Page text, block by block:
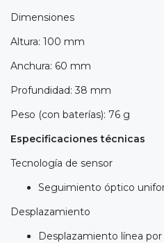
Dimensiones
Altura: 100 mm
Anchura: 60 mm
Profundidad: 38 mm
Peso (con baterías): 76 g
Especificaciones técnicas
Tecnología de sensor
Seguimiento óptico
Desplazamiento
Desplazamiento línea por